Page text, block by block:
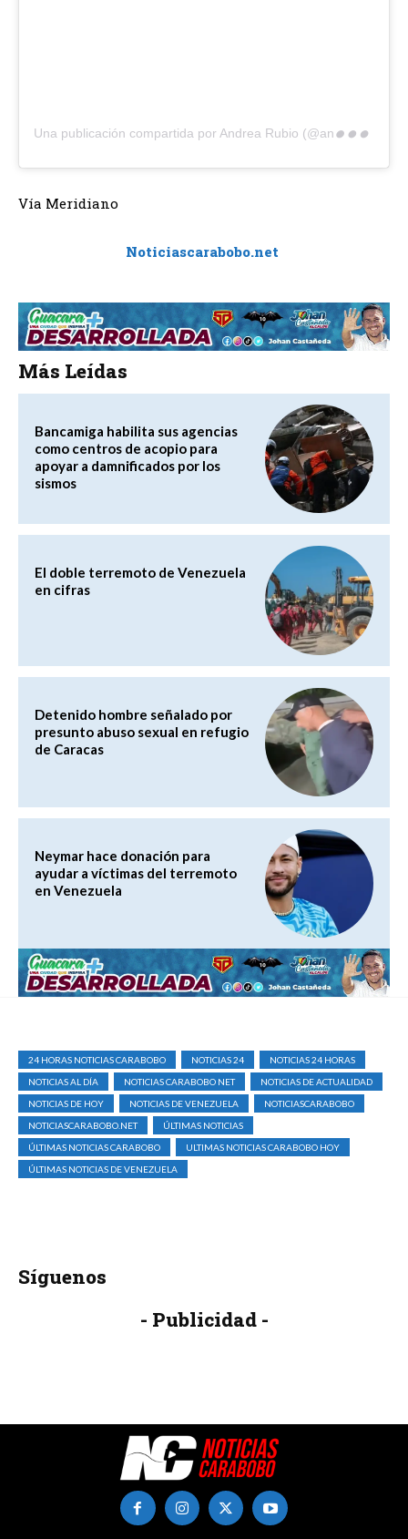
U
na publicación compartida por Andrea Rubio (@andrevrubio)
Vía Meridiano
Noticiascarabobo.net
Más Leídas
Bancamiga habilita sus agencias
como centros de acopio para
apoyar a damnificados por los
sismos
El doble terremoto de Venezuela
en cifras
Detenido hombre señalado por
presunto abuso sexual en refugio
de Caracas
Neymar hace donación para
ayudar a víctimas del terremoto
en Venezuela
24 HORAS NOTICIAS CARABOBO NOTICIAS 24
NOTICIAS 24 HORAS
NOTICIAS AL DÍA
NOTICIAS CARABOBO NET
NOTICIAS DE ACTUALIDAD
NOTICIAS DE HOY
NOTICIAS DE VENEZUELA
NOTICIASCARABOBO
NOTICIASCARABOBO.NET
ÚLTIMAS NOTICIAS
ÚLTIMAS NOTICIAS CARABOBO
ULTIMAS NOTICIAS CARABOBO HOY
ÚLTIMAS NOTICIAS DE VENEZUELA
Síguenos
- Publicidad -